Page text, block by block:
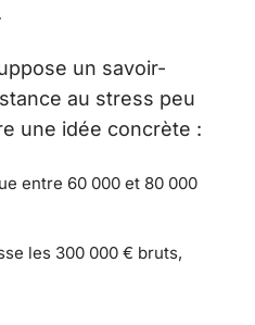
un savoir-
au stress peu
une idée concrète :
entre 60 000 et 80 000
les 300 000 € bruts,